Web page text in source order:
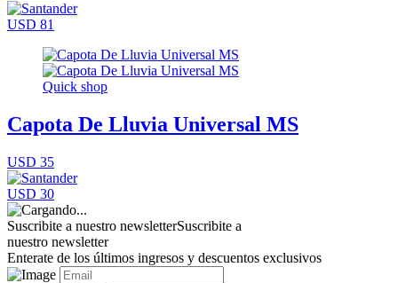
USD 81
Quick shop
Capota De Lluvia Universal MS
USD 35
USD 30
Suscribite a nuestro newsletterSuscribite a
nuestro newsletter
Enterate de los últimos ingresos y descuentos exclusivos